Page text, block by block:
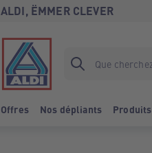
ALDI, ËMMER CLEVER
Offres Nos dépliants Produits